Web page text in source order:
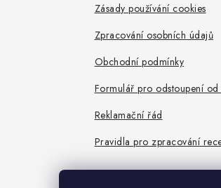
Zásady používání cookies
Zpracování osobních údajů
Obchodní podmínky
Formulář pro odstoupení od
Reklamační řád
Pravidla pro zpracování